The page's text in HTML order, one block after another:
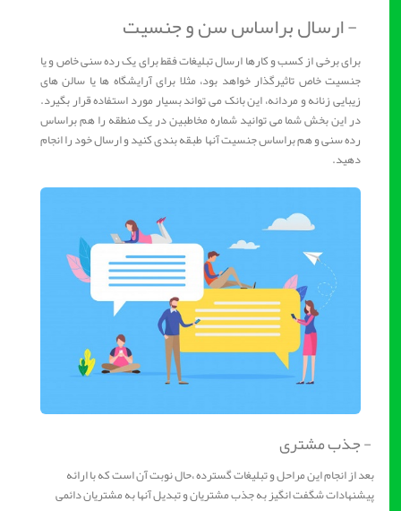
- ارسال براساس سن و جنسیت
برای برخی از کسب و کارها ارسال تبلیغات فقط برای یک رده سنی خاص و یا
جنسیت خاص تاثیرگذار خواهد بود، مثلا برای آرایشگاه ها یا سالن های
زیبایی زنانه و مردانه، این بانک می تواند بسیار مورد استفاده قرار بگیرد.
در این بخش شما می توانید شماره مخاطبین در یک منطقه را هم براساس
رده سنی و هم براساس جنسیت آنها طبقه بندی کنید و ارسال خود را انجام
دهید.
- جذب مشتری
بعد از انجام این مراحل و تبلیغات گسترده ،حال نوبت آن است که با ارائه
پیشنهادات شگفت انگیز به جذب مشتریان و تبدیل آنها به مشتریان دائمی